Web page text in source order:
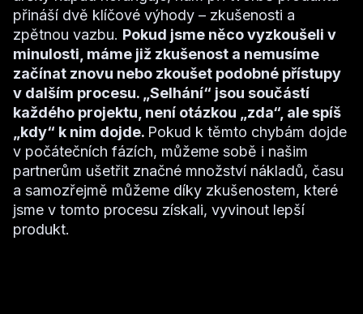
přináší dvě klíčové výhody – zkušenosti a
zpětnou vazbu. Pokud jsme něco vyzkoušeli v
minulosti, máme již zkušenost a nemusíme
začínat znovu nebo zkoušet podobné přístupy
v dalším procesu. „Selhání“ jsou součástí
každého projektu, není otázkou „zda“, ale spíš
„kdy“ k nim dojde. Pokud k těmto chybám dojde
v počátečních fázích, můžeme sobě i našim
partnerům ušetřit značné množství nákladů, času
a samozřejmě můžeme díky zkušenostem, které
jsme v tomto procesu získali, vyvinout lepší
produkt.